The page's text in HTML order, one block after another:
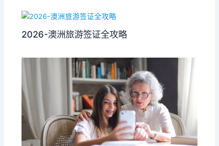
2026-澳洲旅游签证全攻略